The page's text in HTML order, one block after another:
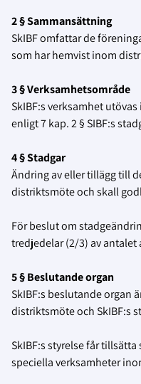
2 § Sammansättning
SkIBF omfattar de
som har hemvist inom
3 § Verksamhetsområde
SkIBF:s verksamhet
enligt 7 kap. 2 § SIBF:s
4 § Stadgar
Ändring av eller tillägg till
distriktsmöte och skall
För beslut om
tredjedelar (2/3) av antalet
5 § Beslutande organ
SkIBF:s beslutande organ
distriktsmöte och SkIBF:s
SkIBF:s styrelse får
speciella verksamheter